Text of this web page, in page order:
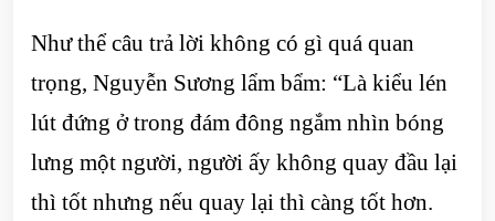
Như thể câu trả lời không có gì quá quan
trọng, Nguyễn Sương lẩm bẩm: “Là kiểu lén
lút đứng ở trong đám đông ngắm nhìn bóng
lưng một người, người ấy không quay đầu lại
thì tốt nhưng nếu quay lại thì càng tốt hơn.